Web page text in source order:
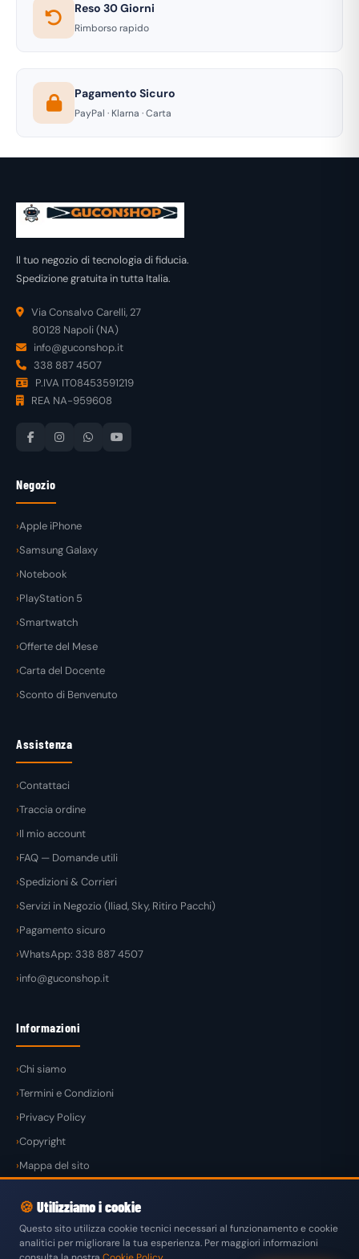
Reso 30 Giorni
Rimborso rapido
Pagamento Sicuro
PayPal · Klarna · Carta
Il tuo negozio di tecnologia di fiducia.
Spedizione gratuita in tutta Italia.
Via Consalvo Carelli, 27
80128 Napoli (NA)
info@guconshop.it
338 887 4507
P.IVA IT08453591219
REA NA-959608
Negozio
Apple iPhone
Samsung Galaxy
Notebook
PlayStation 5
Smartwatch
Offerte del Mese
Carta del Docente
Sconto di Benvenuto
Assistenza
Contattaci
Traccia ordine
Il mio account
FAQ — Domande utili
Spedizioni & Corrieri
Servizi in Negozio (Iliad, Sky, Ritiro Pacchi)
Pagamento sicuro
WhatsApp: 338 887 4507
info@guconshop.it
Informazioni
Chi siamo
Termini e Condizioni
Privacy Policy
Copyright
Mappa del sito
© 2026 GuconShopdi Guglielmo Conte — Tutti i diritti riservati.
🍪 Utilizziamo i cookie
Questo sito utilizza cookie tecnici necessari al funzionamento e cookie
analitici per migliorare la tua esperienza. Per maggiori informazioni